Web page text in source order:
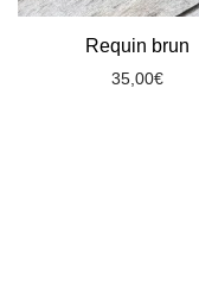
Requin brun
35,00€